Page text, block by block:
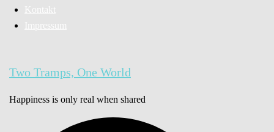
Kontakt
Impressum
Two Tramps, One World
Happiness is only real when shared